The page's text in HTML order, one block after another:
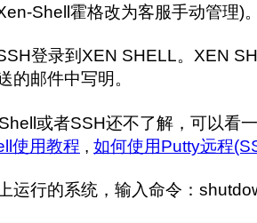
Shell霍格改为客服手动管理)
登录到XEN SHELL。XEN
的邮件中写明。
或者SSH还不了解，可以看
使用教程 , 如何使用Putty远程
运行的系统，输入命令：